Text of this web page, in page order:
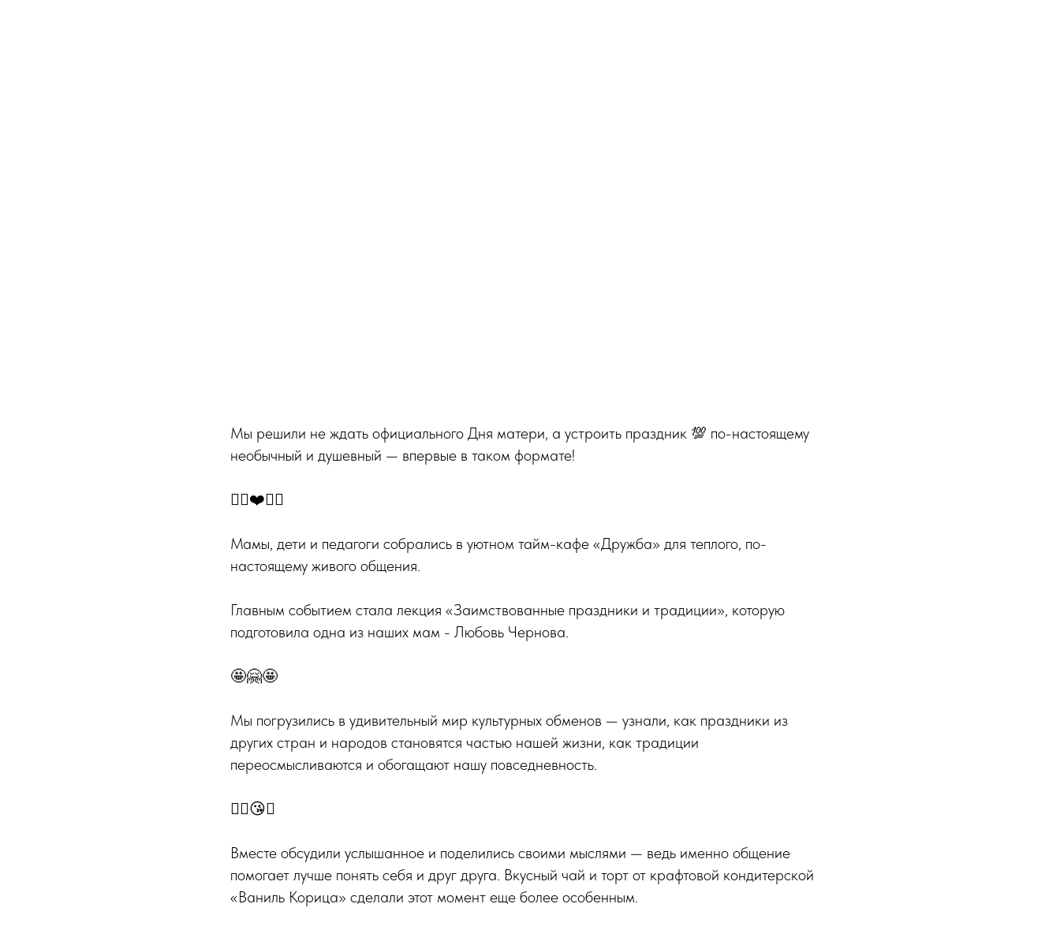
Мы решили не ждать официального Дня матери, а устроить праздник 💯 по-настоящему
необычный и душевный — впервые в таком формате!
👍🏻❤️👍🏻
Мамы, дети и педагоги собрались в уютном тайм-кафе «Дружба» для теплого, по-
настоящему живого общения.
Главным событием стала лекция «Заимствованные праздники и традиции», которую
подготовила одна из наших мам - Любовь Чернова.
🤩🤗🤩
Мы погрузились в удивительный мир культурных обменов — узнали, как праздники из
других стран и народов становятся частью нашей жизни, как традиции
переосмысливаются и обогащают нашу повседневность.
❤️‍🔥😘🎄
Вместе обсудили услышанное и поделились своими мыслями — ведь именно общение
помогает лучше понять себя и друг друга. Вкусный чай и торт от крафтовой кондитерской
«Ваниль Корица» сделали этот момент еще более особенным.